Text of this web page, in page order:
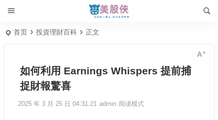
首页 投資理財百科 正文
如何利用 Earnings Whispers 提前捕
捉財報驚喜
2025 年 3 月 25 日 04:31:21 admin 阅读模式